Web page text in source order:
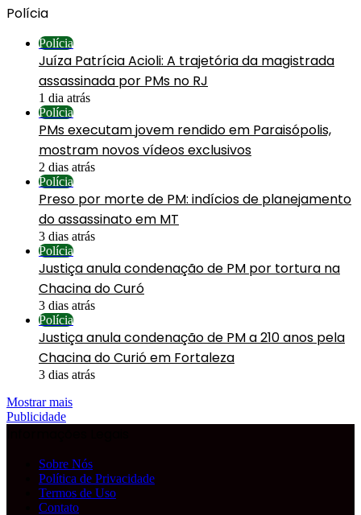
Polícia
Polícia
Juíza Patrícia Acioli: A trajetória da magistrada
assassinada por PMs no RJ
1 dia atrás
Polícia
PMs executam jovem rendido em Paraisópolis,
mostram novos vídeos exclusivos
2 dias atrás
Polícia
Preso por morte de PM: indícios de planejamento
do assassinato em MT
3 dias atrás
Polícia
Justiça anula condenação de PM por tortura na
Chacina do Curó
3 dias atrás
Polícia
Justiça anula condenação de PM a 210 anos pela
Chacina do Curió em Fortaleza
3 dias atrás
Mostrar mais
Publicidade
Sobre Nós
Política de Privacidade
Termos de Uso
Contato